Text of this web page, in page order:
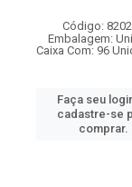
Código:
Embalagem:
Caixa Com: 96
Faça seu
cadastre-se
comprar.